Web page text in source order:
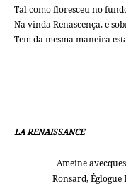
Tal como floresceu no
Na vinda Renascença, e
Tem da mesma maneira
LA RENAISSANCE
Ameine
Ronsard, Églogue